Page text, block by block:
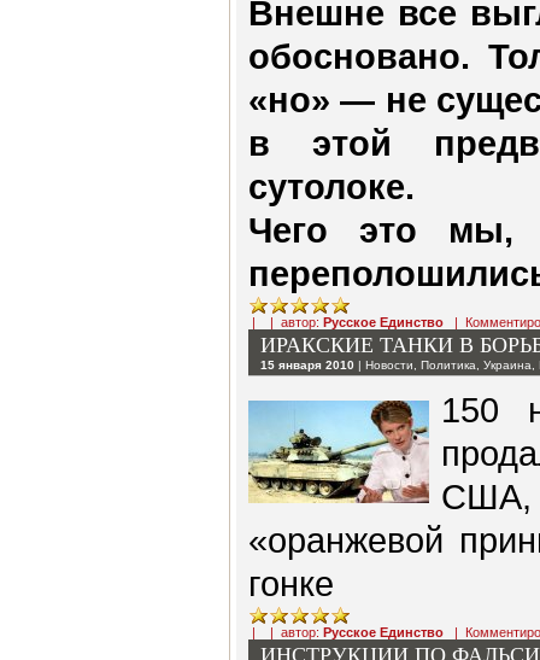
Внешне все
обосновано.
«но» — не
в этой
сутолоке.
Чего это мы,
| | автор: Русское Единство |
ИРАКСКИЕ ТАНКИ В
15 января 2010 | Новости Политика Украина
150
США,
«оранжевой
гонке
| | автор: Русское Единство |
ИНСТРУКЦИИ ПО